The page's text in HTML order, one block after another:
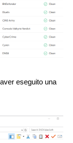
eseguito una